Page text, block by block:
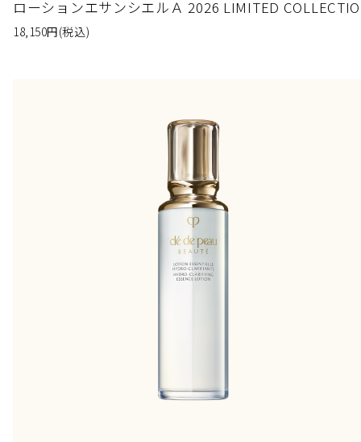
ローションエサンシエルＡ 2026 LIMITED
18,150円(税込)